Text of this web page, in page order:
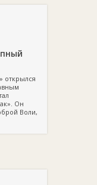
открылся
Он
Воли,